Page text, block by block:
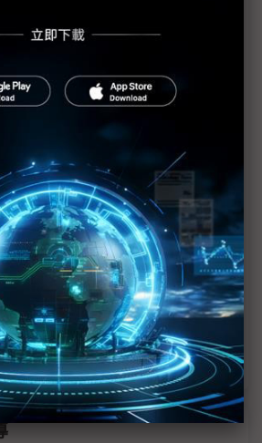
益：汽車產業重點從「3電」變
望悄然回暖 手機總算告別步步衰
望佳 GPU、CoWoS產能供應可
手邁向「印度設計」最佳夥伴 Ajai
構築大南方經濟體新未來
打磨技術基本功